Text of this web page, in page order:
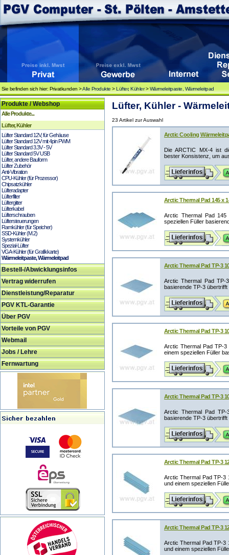
Sie befinden sich hier: Privatkunden >Alle Produkte >Lüfter, Kühler>Wärmeleitpaste, Wärmeleitpad
Produkte / Webshop
Alle Produkte...
Lüfter, Kühler
Lüfter Standard 12V, für Gehäuse
Lüfter Standard 12V mit 4pin PWM
Lüfter Standard 3.3V - 5V
Lüfter Standard 5V USB
Lüfter, andere Bauform
Lüfter Zubehör
Anti-Vibration
CPU-Kühler (für Prozessor)
Chipsatzkühler
Lüfteradapter
Lüfterfilter
Lüftergitter
Lüfterkabel
Lüfterschrauben
Lüftersteuerungen
Ramkühler (für Speicher)
SSD-Kühler (M.2)
Systemkühler
Spezial-Lüfter
VGA-Kühler (für Grafikkarte)
Wärmeleitpaste, Wärmeleitpad
Bestell-/Abwicklungsinfos
Vertrag widerrufen
Dienstleistung/Reparatur
PGV KTL-Garantie
Über PGV
Vorteile von PGV
Webmail
Jobs / Lehre
Fernwartung
Lüfter, Kühler -
23 Artikel zur Auswahl
Arctic Cooling
Die ARCTIC MX-4 ist
bester Konsistenz, um
Arctic Thermal Pad 145 x
Arctic Thermal Pad 145
speziellen Füller
Arctic Thermal Pad TP-3
Arctic Thermal Pad
basierende TP-3
Arctic Thermal Pad TP-3
Arctic Thermal Pad TP-
einem speziellen Füller
Arctic Thermal Pad TP-3
Arctic Thermal Pad
basierende TP-3
Arctic Thermal Pad TP-3
Arctic Thermal Pad TP-
und einem speziellen
Arctic Thermal Pad TP-3
Arctic Thermal Pad TP-
und einem speziellen